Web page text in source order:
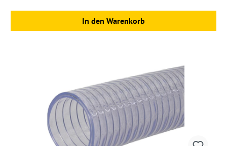
In den Warenkorb